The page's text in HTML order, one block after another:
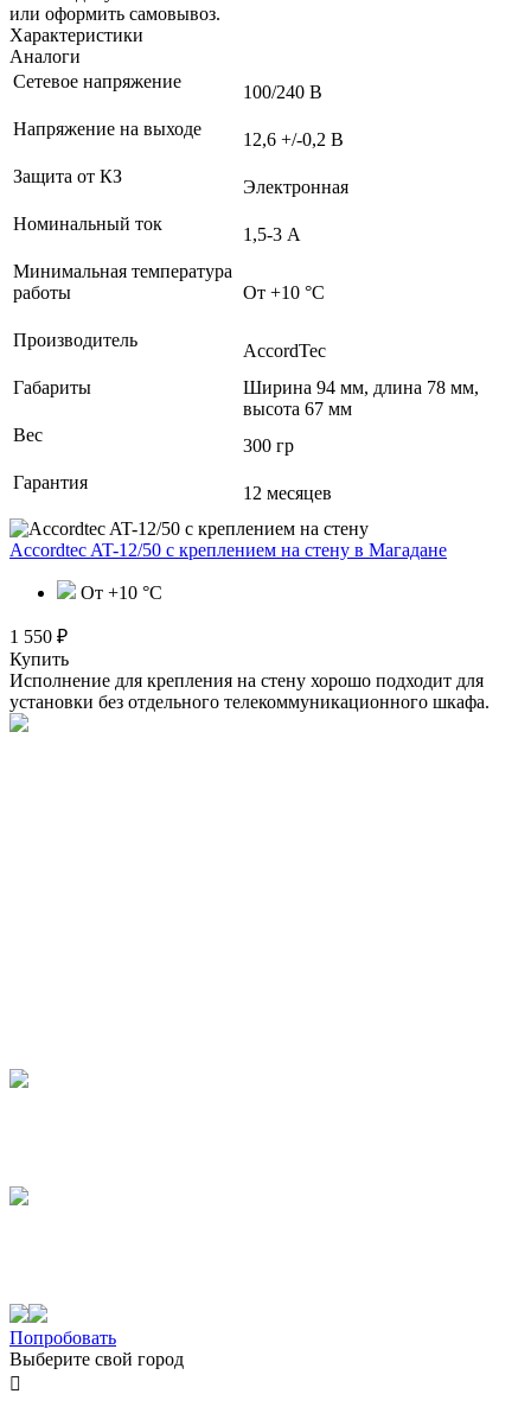
или оформить самовывоз.
Характеристики
Аналоги
Сетевое напряжение
100/240 В
Напряжение на выходе
12,6 +/-0,2 В
Защита от КЗ
Электронная
Номинальный ток
1,5-3 А
Минимальная температура
работы
От +10 °С
Производитель
AccordTec
Габариты
Ширина 94 мм, длина 78 мм,
высота 67 мм
Вес
300 гр
Гарантия
12 месяцев
Accordtec AT-12/50 с креплением на стену в Магадане
От +10 °С
1 550 ₽
Купить
Исполнение для крепления на стену хорошо подходит для
установки без отдельного телекоммуникационного шкафа.
Попробовать
Выберите свой город
